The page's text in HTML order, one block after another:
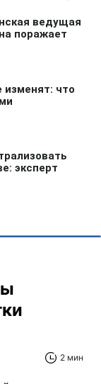
2 мин